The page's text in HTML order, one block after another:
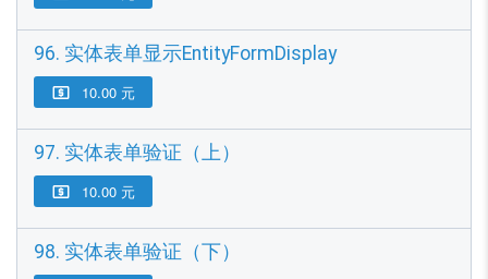
96. 实体表单显示EntityFormDisplay
 10.00 元
97. 实体表单验证（上）
 10.00 元
98. 实体表单验证（下）